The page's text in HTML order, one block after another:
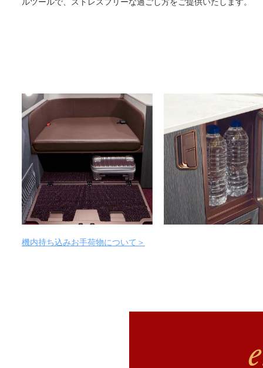
ルツールで、ストレスフリーな過ごし方をご提供いたします。
機内持ち込みお手荷物について＞